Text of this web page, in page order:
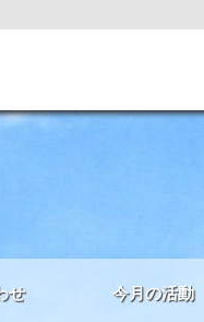
せ 今月の活動